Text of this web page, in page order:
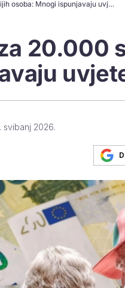
Stiže isplata za 20.000 starijih osoba: Mnogi ispunjavaju uvjete, ali to ne znaju
20.000
svibanj 2026.